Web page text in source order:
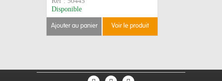
Disponible
ajouter au panier voir le produit